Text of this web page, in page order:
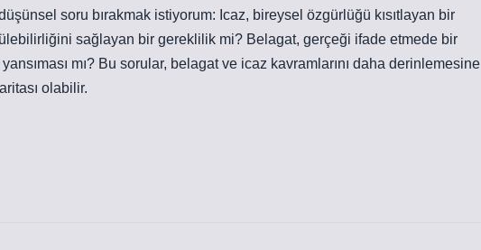
soru bırakmak istiyorum: Icaz, bireysel özgürlüğü kısıtlayan bir
sağlayan bir gereklilik mi? Belagat, gerçeği ifade etmede bir
yansıması mı? Bu sorular, belagat ve icaz kavramlarını daha derinlemesine
olabilir.